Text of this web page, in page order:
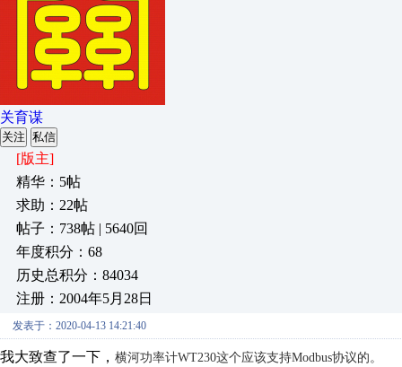
关育谋
关注 私信
[版主]
精华：5帖
求助：22帖
帖子：738帖 | 5640回
年度积分：68
历史总积分：84034
注册：2004年5月28日
发表于：2020-04-13 14:21:40
我大致查了一下， 横河功率计WT230这个应该支持Modbus协议的。